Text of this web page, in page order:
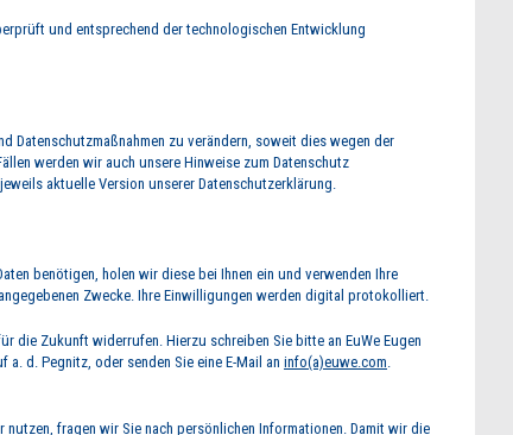
und entsprechend der technologischen Entwicklung
Datenschutzmaßnahmen zu verändern, soweit dies wegen der
werden wir auch unsere Hinweise zum Datenschutz
aktuelle Version unserer Datenschutzerklärung.
benötigen, holen wir diese bei Ihnen ein und verwenden Ihre
Zwecke. Ihre Einwilligungen werden digital protokolliert.
die Zukunft widerrufen. Hierzu schreiben Sie bitte an EuWe Eugen
a. d. Pegnitz, oder senden Sie eine E-Mail an info(a)euwe.com.
fragen wir Sie nach persönlichen Informationen. Damit wir die